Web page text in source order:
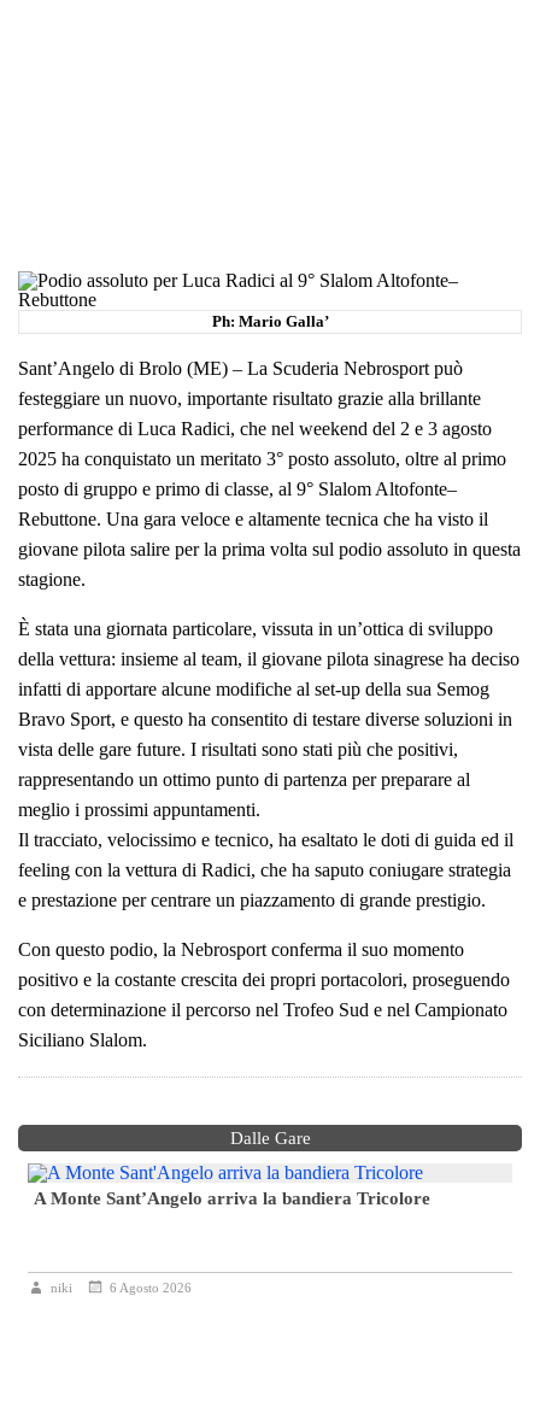
Ph: Mario Galla’
Sant’Angelo di Brolo (ME) – La Scuderia Nebrosport può
festeggiare un nuovo, importante risultato grazie alla brillante
performance di Luca Radici, che nel weekend del 2 e 3 agosto
2025 ha conquistato un meritato 3° posto assoluto, oltre al primo
posto di gruppo e primo di classe, al 9° Slalom Altofonte–
Rebuttone. Una gara veloce e altamente tecnica che ha visto il
giovane pilota salire per la prima volta sul podio assoluto in questa
stagione.
È stata una giornata particolare, vissuta in un’ottica di sviluppo
della vettura: insieme al team, il giovane pilota sinagrese ha deciso
infatti di apportare alcune modifiche al set-up della sua Semog
Bravo Sport, e questo ha consentito di testare diverse soluzioni in
vista delle gare future. I risultati sono stati più che positivi,
rappresentando un ottimo punto di partenza per preparare al
meglio i prossimi appuntamenti.
Il tracciato, velocissimo e tecnico, ha esaltato le doti di guida ed il
feeling con la vettura di Radici, che ha saputo coniugare strategia
e prestazione per centrare un piazzamento di grande prestigio.
Con questo podio, la Nebrosport conferma il suo momento
positivo e la costante crescita dei propri portacolori, proseguendo
con determinazione il percorso nel Trofeo Sud e nel Campionato
Siciliano Slalom.
Dalle Gare
A Monte Sant’Angelo arriva la bandiera Tricolore
niki 6 Agosto 2026